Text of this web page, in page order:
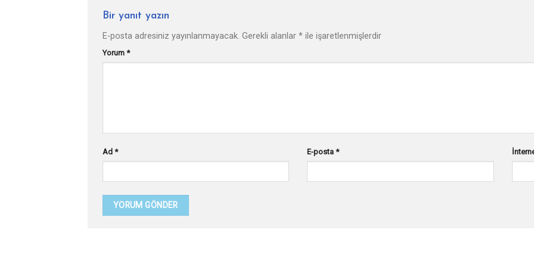
Bir yanıt yazın
E-posta adresiniz yayınlanmayacak. Gerekli alanlar * ile işaretlenmişlerdir
Yorum *
Ad * E-posta*